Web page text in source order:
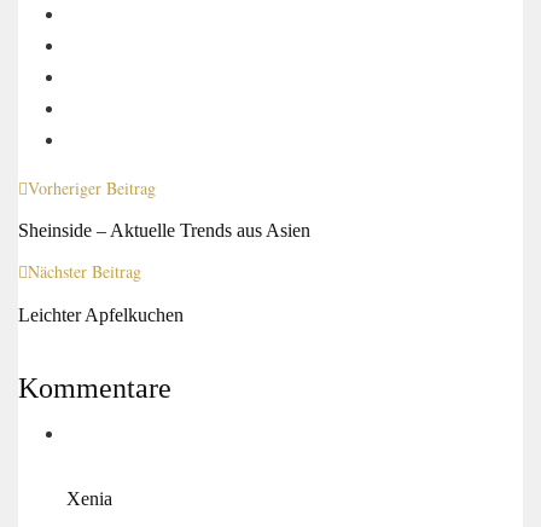
Vorheriger Beitrag
Sheinside – Aktuelle Trends aus Asien
Nächster Beitrag
Leichter Apfelkuchen
Kommentare
Xenia